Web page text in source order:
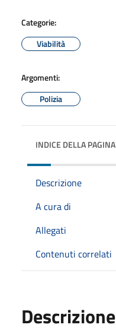
Categorie:
Viabilità
Argomenti:
Polizia
INDICE DELLA PAGINA
Descrizione
A cura di
Allegati
Contenuti correlati
Descrizione